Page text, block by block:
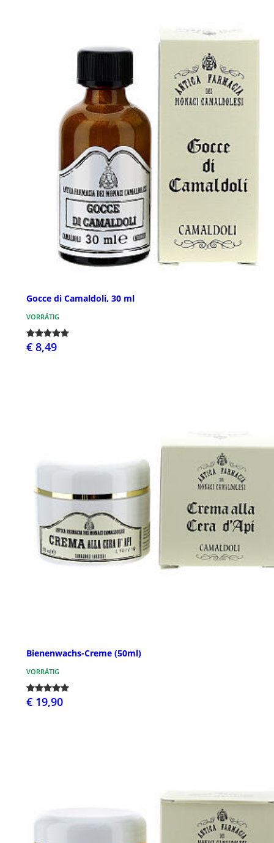
Gocce di Camaldoli, 30 ml
VORRÄTIG
€ 8,49
Bienenwachs-Creme (50ml)
VORRÄTIG
€ 19,90